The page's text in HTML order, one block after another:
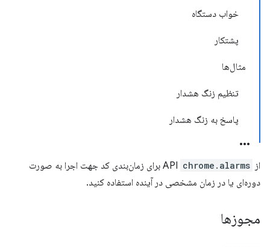
خواب دستگاه
پشتکار
مثال‌ها
تنظیم زنگ هشدار
پاسخ به زنگ هشدار
از API chrome.alarms
برای زمان‌بندی کد جهت اجرا به صورت
دوره‌ای یا در زمان مشخصی در آینده استفاده کنید.
مجوزها